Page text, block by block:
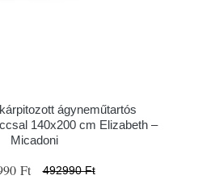
ágyneműtartós
140x200 cm Elizabeth –
Micadoni
Ft 492990 Ft